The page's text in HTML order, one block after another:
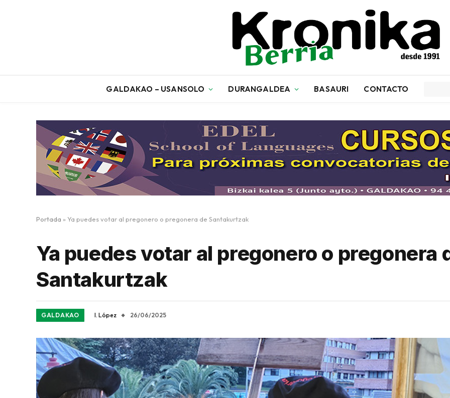
GALDAKAO – USANSOLO DURANGALDEA BASAURI CONTACTO
Portada » Ya puedes votar al pregonero o pregonera de Santakurtzak
Ya puedes votar al pregonero o pregonera
Santakurtzak
GALDAKAO I. López 26/06/2025